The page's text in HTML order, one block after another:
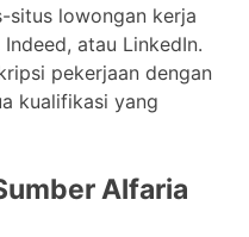
situs lowongan kerja
atau LinkedIn.
pekerjaan dengan
kualifikasi yang
Alfaria